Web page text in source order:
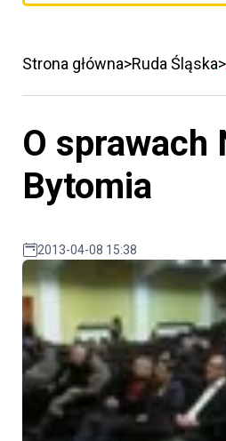
Strona główna Ruda Śląska
O sprawach
Bytomia
2013-04-08 15:38